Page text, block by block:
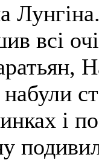
всі
і